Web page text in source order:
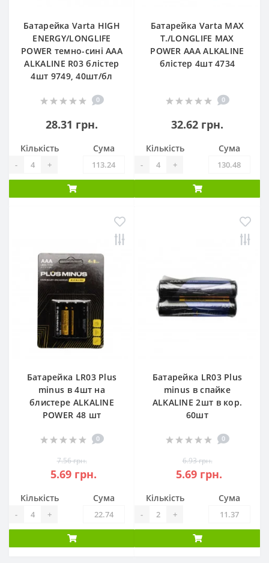
Батарейка Varta HIGH
ENERGY/LONGLIFE
POWER темно-сині AAA
ALKALINE R03 блістер
4шт 9749, 40шт/бл
0
28.31 грн.
Кількість
- +
Сума
Батарейка Varta MAX
T./LONGLIFE MAX
POWER AAA ALKALINE
блістер 4шт 4734
0
32.62 грн.
Кількість
- +
Сума
Батарейка LR03 Plus
minus в 4шт на
блистере ALKALINE
POWER 48 шт
0
7.56 грн.
5.69 грн.
Кількість
- +
Сума
Батарейка LR03 Plus
minus в спайке
ALKALINE 2шт в кор.
60шт
0
6.93 грн.
5.69 грн.
Кількість
- +
Сума